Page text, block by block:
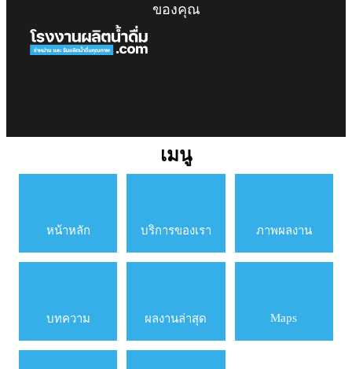
ของคุณ
เมนู
หน้าหลัก บริการของเรา ภาพผลงาน
บทความ ผลงานล่าสุด Maps